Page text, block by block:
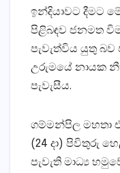
ඉන්දියාවට දීමට
පිළිබඳව ජනමත
පැවැත්විය යුතු
උරුමයේ නායක
පැවැසීය.
ගම්මන්පිල මහතා
(24 දා) පිවිතුරු
පැවැති මාධ්‍ය